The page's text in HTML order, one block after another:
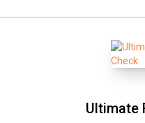
Ultimate